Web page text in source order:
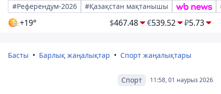
#Референдум-2026
#Қазақстан мақтанышы
+19° $467.48 €539.52 ₽5.73
Басты Барлық жаңалықтар Спорт жаңалықтары
11:58, 01 наурыз 2026
Спорт